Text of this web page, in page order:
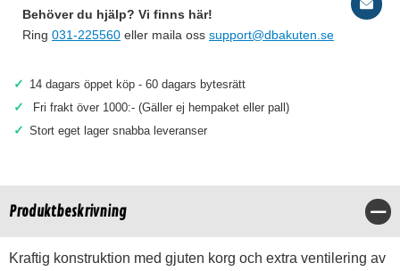
Behöver du hjälp? Vi finns här!
Ring 031-225560 eller maila oss support@dbakuten.se
✓ 14 dagars öppet köp - 60 dagars bytesrätt
✓ Fri frakt över 1000:- (Gäller ej hempaket eller pall)
✓ Stort eget lager snabba leveranser
Produktbeskrivning
Kraftig konstruktion med gjuten korg och extra ventilering av